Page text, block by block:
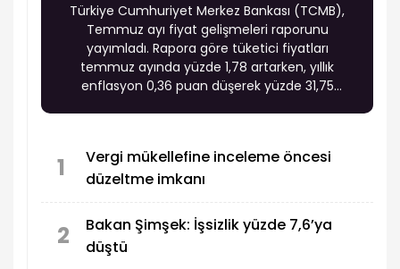
Türkiye Cumhuriyet Merkez Bankası (TCMB),
Temmuz ayı fiyat gelişmeleri raporunu
yayımladı. Rapora göre tüketici fiyatları
temmuz ayında yüzde 1,78 artarken, yıllık
enflasyon 0,36 puan düşerek yüzde 31,75
görünümünde belirleyici oldu.
1
Vergi mükellefine inceleme öncesi
düzeltme imkanı
2
Bakan Şimşek: İşsizlik yüzde 7,6’ya
düştü